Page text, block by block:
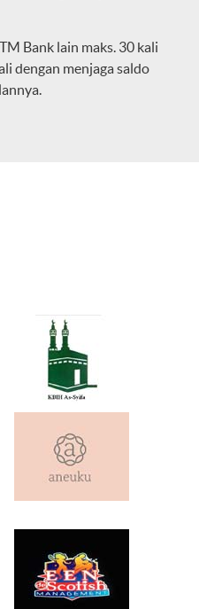
Bank lain maks. ­30 kali
dengan menjaga saldo